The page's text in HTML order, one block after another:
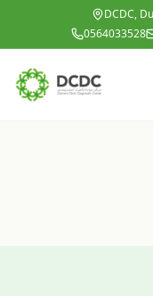
Zum HauptinhaltDCDC,
0564033528